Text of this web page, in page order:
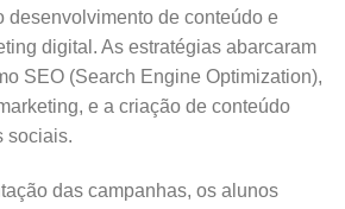
desenvolvimento de conteúdo e
digital. As estratégias abarcaram
SEO (Search Engine Optimization),
e a criação de conteúdo
sociais.
das campanhas, os alunos